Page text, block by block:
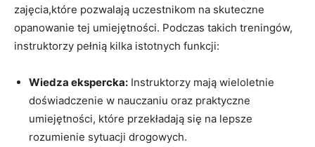
zajęcia,które pozwalają uczestnikom na skuteczne
opanowanie tej umiejętności. Podczas takich treningów,
‍instruktorzy⁣ pełnią kilka istotnych funkcji:
Wiedza ​ekspercka: Instruktorzy mają wieloletnie
doświadczenie⁤ w⁤ nauczaniu oraz praktyczne
umiejętności, które przekładają się na lepsze
rozumienie sytuacji drogowych.